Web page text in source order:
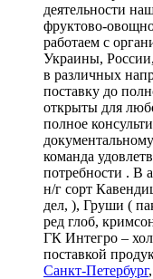
деятельности
фруктово-
работаем с
Украины,
в различных
поставку до
открыты для
полное
команда
потребности . В
н/г сорт
дел, ), Груши (
ред глоб,
ГК Интегро –
поставкой
Санкт-Петербург,